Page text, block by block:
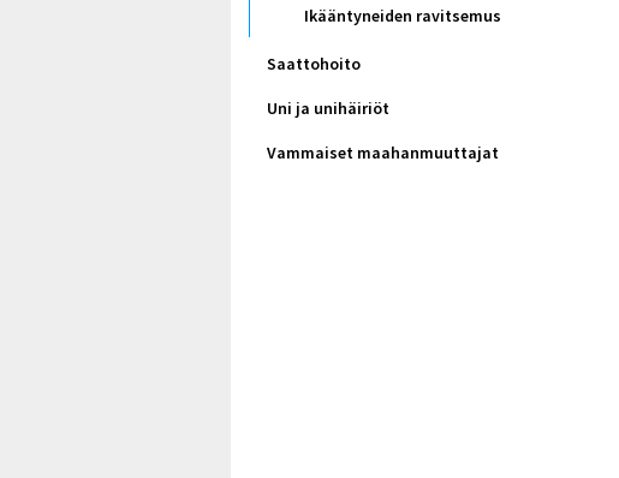
Ikääntyneiden ravitsemus
Saattohoito
Uni ja unihäiriöt
Vammaiset maahanmuuttajat